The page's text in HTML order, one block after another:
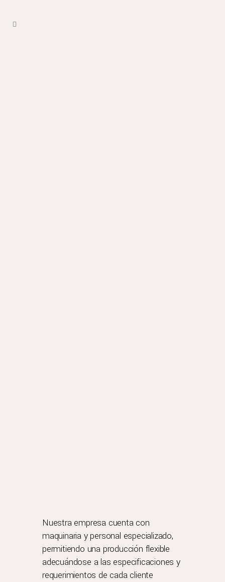
Nuestra empresa cuenta con
maquinaria y personal especializado,
permitiendo una producción flexible
adecuándose a las especificaciones y
requerimientos de cada cliente